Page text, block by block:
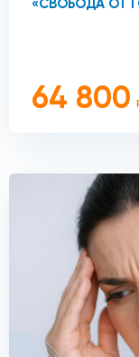
«СВОБОДА ОТ
64 800